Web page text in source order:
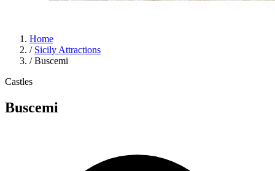
Home
/ Sicily Attractions
/ Buscemi
Castles
Buscemi